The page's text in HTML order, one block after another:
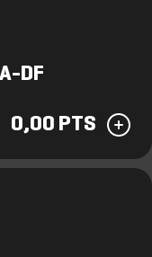
DF
0,00 PTS